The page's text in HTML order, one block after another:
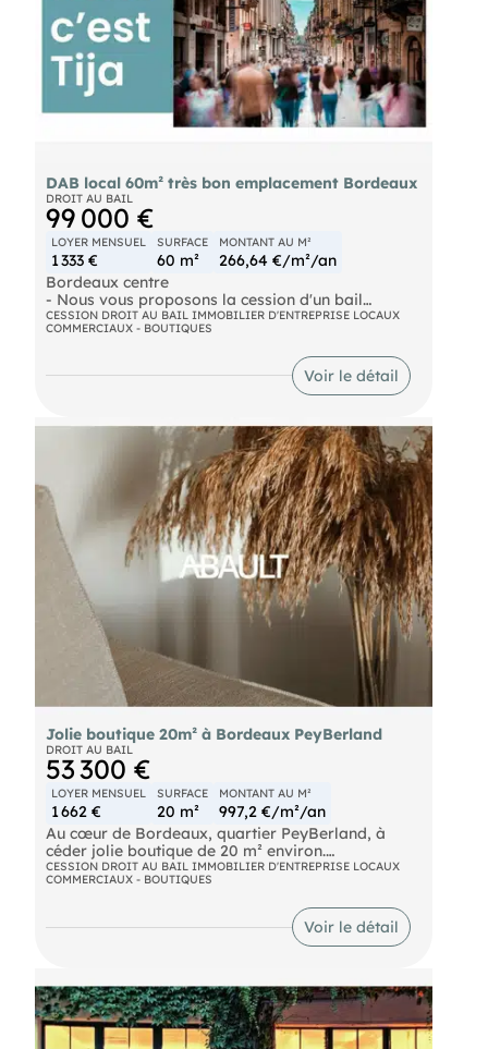
DAB local 60m² très bon emplacement Bordeaux
DROIT AU BAIL
99 000 €
LOYER MENSUEL
1 333 €
SURFACE
60 m²
MONTANT AU M²
266,64 €/m²/an
Bordeaux centre
- Nous vous proposons la cession d'un bail
commercial d'un local commercial sur un très bon
emplacement d'une surface d'environ 60m², une
cave à usage de stockage d'environ 80m².
Possibilité d'avoir une terrasse/étalage devant le
Possibilité de tout commerces sauf activités avec
Loyer annuel: 16 000€ (non soumis à TVA)
Prix de cession: 90 000€ net vendeur
Honoraires d'agence: 9 000€ HT
CESSION DROIT AU BAIL IMMOBILIER D'ENTREPRISE LOCAUX
COMMERCIAUX - BOUTIQUES
Voir le détail
Jolie boutique 20m² à Bordeaux PeyBerland
DROIT AU BAIL
53 300 €
LOYER MENSUEL
1 662 €
SURFACE
20 m²
MONTANT AU M²
997,2 €/m²/an
Au cœur de Bordeaux, quartier PeyBerland, à
céder jolie boutique de 20 m² environ.
Idéalement placé, dans une rue commerçante et
de passage, le local dispose d'une surface de
vente et des sanitaires privatifs avec lave-mains.
Les plus : secteur très recherché, visibilité, rue
dynamique
CESSION DROIT AU BAIL IMMOBILIER D'ENTREPRISE LOCAUX
COMMERCIAUX - BOUTIQUES
Voir le détail